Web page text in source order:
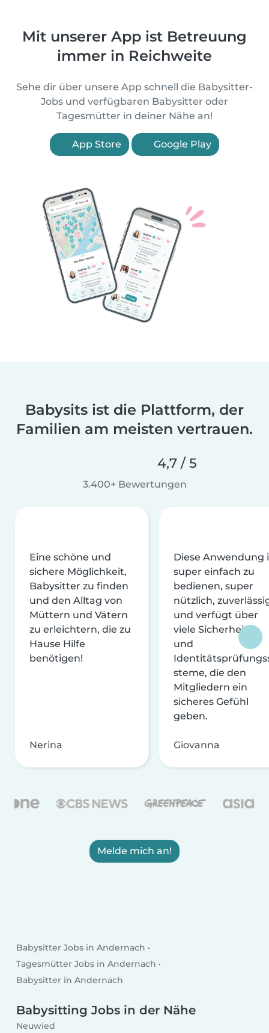
Mit unserer App ist Betreuung
immer in Reichweite
Sehe dir über unsere App schnell die Babysitter-
Jobs und verfügbaren Babysitter oder
Tagesmütter in deiner Nähe an!
App Store Google Play
Babysits ist die Plattform, der
Familien am meisten vertrauen.
4,7 / 5
3.400+ Bewertungen
Eine schöne und
sichere Möglichkeit,
Babysitter zu finden
und den Alltag von
Müttern und Vätern
zu erleichtern, die zu
Hause Hilfe
benötigen!
Nerina
Diese Anwendung
super einfach zu
bedienen, super
nützlich,
und verfügt über
viele Sicherheits-
und
steme, die den
Mitgliedern ein
sicheres Gefühl
geben.
Giovanna
Melde mich an!
Babysitter Jobs in Andernach
Tagesmütter Jobs in Andernach
Babysitter in Andernach
Babysitting Jobs in der Nähe
Neuwied